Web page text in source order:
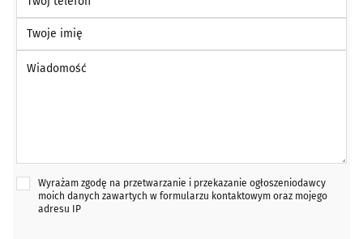
Twoje imię
Wyrażam zgodę na przetwarzanie i przekazanie ogłoszeniodawcy
moich danych zawartych w formularzu kontaktowym oraz mojego
adresu IP